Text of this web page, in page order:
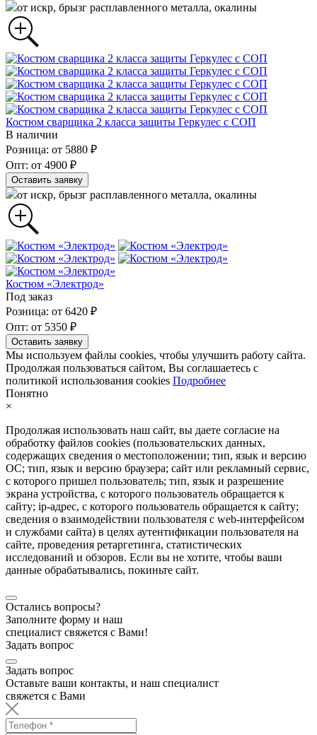
от искр, брызг расплавленного металла, окалины
Костюм сварщика 2 класса защиты Геркулес с СОП
В наличии
Розница: от 5880 ₽
Опт: от 4900 ₽
Оставить заявку
от искр, брызг расплавленного металла, окалины
Костюм «Электрод»
Под заказ
Розница: от 6420 ₽
Опт: от 5350 ₽
Оставить заявку
Мы используем файлы cookies, чтобы улучшить работу сайта.
Продолжая пользоваться сайтом, Вы соглашаетесь с
политикой использования cookies Подробнее
Понятно
×
Продолжая использовать наш сайт, вы даете согласие на
обработку файлов cookies (пользовательских данных,
содержащих сведения о местоположении; тип, язык и версию
ОС; тип, язык и версию браузера; сайт или рекламный сервис,
с которого пришел пользователь; тип, язык и разрешение
экрана устройства, с которого пользователь обращается к
сайту; ip-адрес, с которого пользователь обращается к сайту;
сведения о взаимодействии пользователя с web-интерфейсом
и службами сайта) в целях аутентификации пользователя на
сайте, проведения ретаргетинга, статистических
исследований и обзоров. Если вы не хотите, чтобы ваши
данные обрабатывались, покиньте сайт.
Остались вопросы?
Заполните форму и наш
специалист свяжется с Вами!
Задать вопрос
Задать вопрос
Оставьте ваши контакты, и наш специалист
свяжется с Вами